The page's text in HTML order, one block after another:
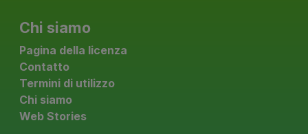
Chi siamo
Pagina della licenza
Contatto
Termini di utilizzo
Chi siamo
Web Stories